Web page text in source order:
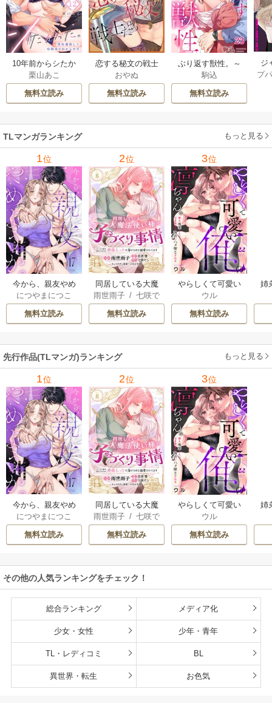
10年前からシたか
った。～理性爆散
した幼馴染のわか
らせＨ 12巻
栗山あこ
無料立読み
恋する秘文の戦士
たち【forcs edite
d】 43-44巻
おやぬ
無料立読み
ぶり返す獣性。～
カースト上位な男
の、10年越しの激
愛 23巻
駒込
無料立読み
ジ
ク
プ
TLマンガランキング もっと見る
1位
今から、親友やめ
ようか。～腐れ縁
同僚は甘い快楽で
私を壊す～
につやまにつこ
無料立読み
2位
同居している大魔
法使い様の子づく
り事情 こっそり家
を出るつもりが、
るほど溺愛されて
ます
雨世雨子 /七咲で
/ 佐倉響 /
が月見
無料立読み
3位
やらしくて可愛い
俺の凛ちゃん。～
隣人後輩くんのイ
キすぎた執着にハ
ウル
無料立読み
姉
先行作品(TLマンガ)ランキング もっと見る
1位
今から、親友やめ
ようか。～腐れ縁
同僚は甘い快楽で
私を壊す～
につやまにつこ
無料立読み
2位
同居している大魔
法使い様の子づく
り事情 こっそり家
を出るつもりが、
るほど溺愛されて
ます
雨世雨子 /七咲で
佐倉響 /
が月見
無料立読み
3位
やらしくて可愛い
俺の凛ちゃん。～
隣人後輩くんのイ
キすぎた執着にハ
ウル
無料立読み
姉
その他の人気ランキングをチェック！
総合ランキング メディア化
少女・女性 少年・青年
TL・レディコミ BL
異世界・転生 お色気